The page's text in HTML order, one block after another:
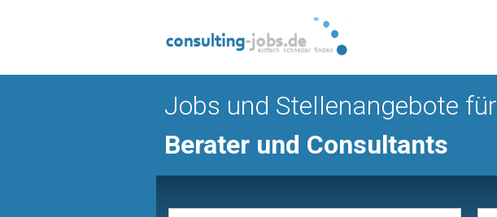
Jobs und Stellenangebote für
Berater und Consultants